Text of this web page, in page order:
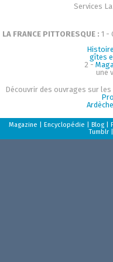
Services
LA FRANCE PITTORESQUE : 1 -
gîtes
2 -
une
Découvrir des ouvrages sur
Ardèche
Magazine |Encyclopédie |Blog |
Tumblr